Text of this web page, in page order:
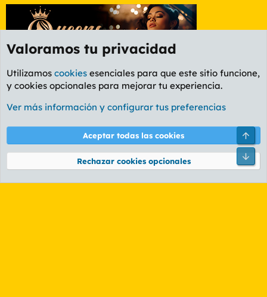
Etiquetas
Cookies
PL OLDSTYLE AMARILLO
Términos y reglas Política de privacidad Ayuda
Community platform by XenForo® © 2010-2026 XenForo Ltd.
Valoramos tu privacidad
Utilizamos cookies esenciales para que este sitio funcione,
y cookies opcionales para mejorar tu experiencia.
Ver más información y configurar tus preferencias
Aceptar todas las cookies
Rechazar cookies opcionales
Pie